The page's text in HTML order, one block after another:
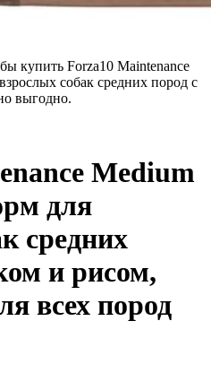
купить Forza10 Maintenance
собак средних пород с
выгодно.
Medium
для
средних
и рисом,
всех пород